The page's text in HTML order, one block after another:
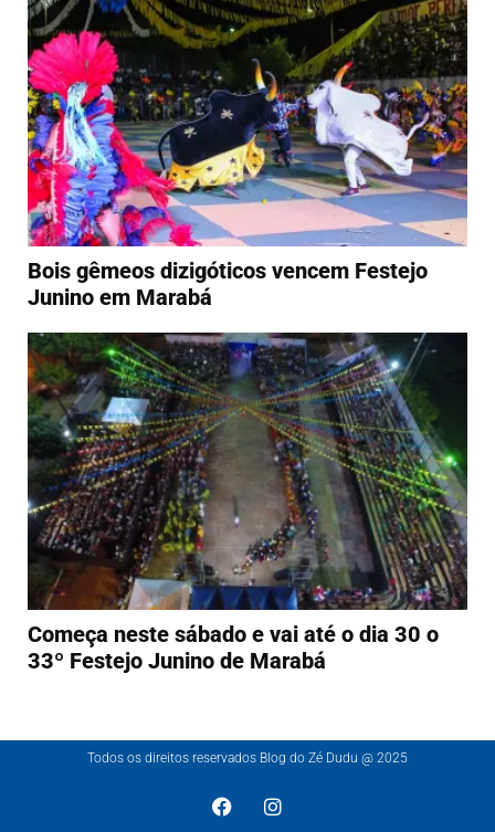
Bois gêmeos dizigóticos vencem Festejo
Junino em Marabá
Começa neste sábado e vai até o dia 30 o
33º Festejo Junino de Marabá
Todos os direitos reservados Blog do Zé Dudu @ 2025